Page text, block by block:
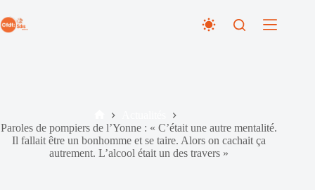
au
contenu
Accueil
Paroles de pompiers de l’Yonne : « C’était une autre mentalité.
Il fallait être un bonhomme et se taire. Alors on cachait ça
autrement. L’alcool était un des travers »